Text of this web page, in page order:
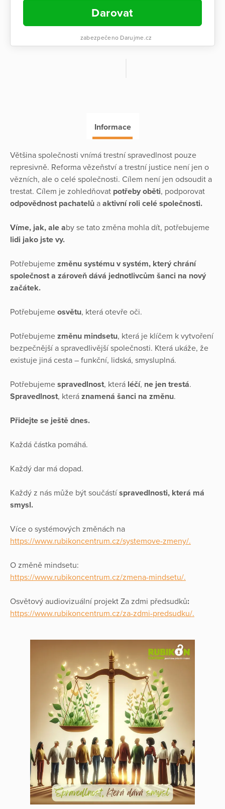
Darovat
zabezpečeno Darujme.cz
Informace
Většina společnosti vnímá trestní spravedlnost pouze
represivně. Reforma vězeňství a trestní justice není jen o
vězních, ale o celé společnosti. Cílem není jen odsoudit a
trestat. Cílem je zohledňovat potřeby oběti, podporovat
odpovědnost pachatelů a aktivní roli celé společnosti.
Víme, jak, ale aby se tato změna mohla dít, potřebujeme
lidi jako jste vy.
Potřebujeme změnu systému v systém, který chrání
společnost a zároveň dává jednotlivcům šanci na nový
začátek.
Potřebujeme osvětu, která otevře oči.
Potřebujeme změnu mindsetu, která je klíčem k vytvoření
bezpečnější a spravedlivější společnosti. Která ukáže, že
existuje jiná cesta – funkční, lidská, smysluplná.
Potřebujeme spravedlnost, která léčí, ne jen trestá.
Spravedlnost, která znamená šanci na změnu.
Přidejte se ještě dnes.
Každá částka pomáhá.
Každý dar má dopad.
Každý z nás může být součástíspravedlnosti, která má
smysl.
Více o systémových změnách na
https://www.rubikoncentrum.cz/systemove-zmeny/.
O změně mindsetu:
https://www.rubikoncentrum.cz/zmena-mindsetu/.
Osvětový audiovizuální projekt Za zdmi předsudků:
https://www.rubikoncentrum.cz/za-zdmi-predsudku/.